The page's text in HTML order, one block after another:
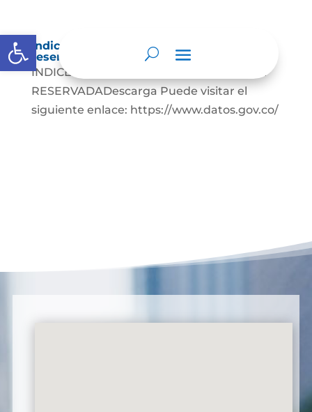
Abrir barra de herramientas
Índice de información clasificada y
reservada
INDICE DE INFORMACION CLASIFICADA Y
RESERVADADescarga Puede visitar el
siguiente enlace: https://www.datos.gov.co/